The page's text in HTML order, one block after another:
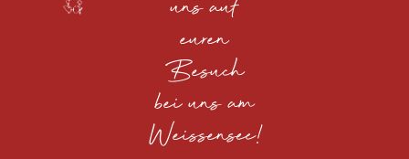
uns auf
euren
Besuch
bei uns am
Weissensee!